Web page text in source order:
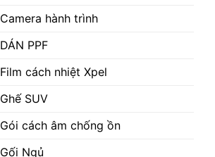
Camera hành trình
DÁN PPF
Film cách nhiệt Xpel
Ghế SUV
Gói cách âm chống ồn
Gối Ngủ